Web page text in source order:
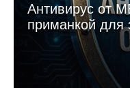
Антивирус от
приманкой для